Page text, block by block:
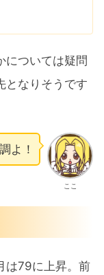
については疑問
となりそうです
ここ
よ！
は79に上昇。前